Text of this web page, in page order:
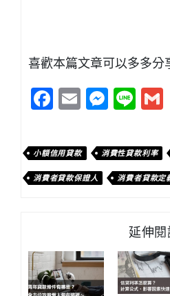
喜歡本篇文章可以多多分
Facebook
Email Line
小額信用貸款 消費性貸款利率
消費者貸款保證人 消費者貸款定
延伸閱